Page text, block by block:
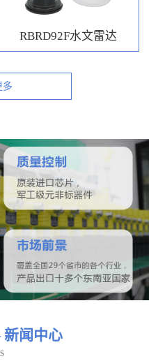
RBRD92F水文雷达
多
闻中心